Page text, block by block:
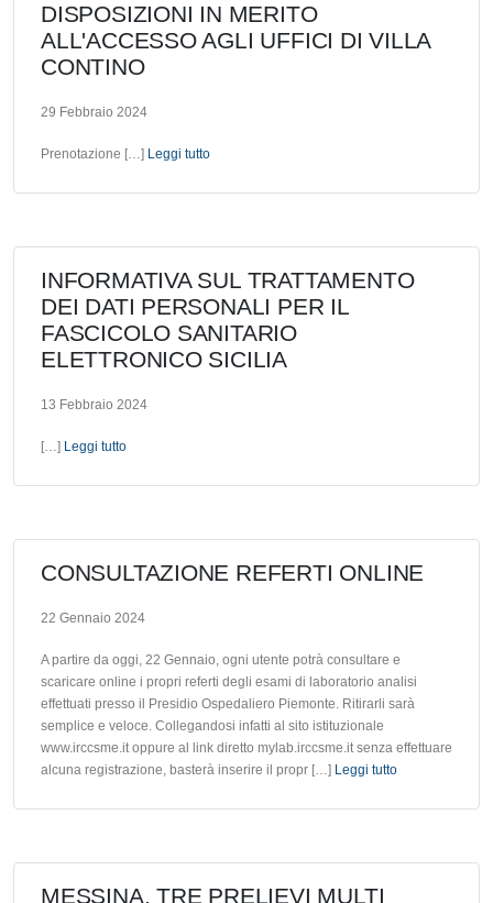
DISPOSIZIONI IN MERITO
ALL'ACCESSO AGLI UFFICI DI VILLA
CONTINO
29 Febbraio 2024
Prenotazione […] Leggi tutto
INFORMATIVA SUL TRATTAMENTO
DEI DATI PERSONALI PER IL
FASCICOLO SANITARIO
ELETTRONICO SICILIA
13 Febbraio 2024
[…] Leggi tutto
CONSULTAZIONE REFERTI ONLINE
22 Gennaio 2024
A partire da oggi, 22 Gennaio, ogni utente potrà consultare e
scaricare online i propri referti degli esami di laboratorio analisi
effettuati presso il Presidio Ospedaliero Piemonte. Ritirarli sarà
semplice e veloce. Collegandosi infatti al sito istituzionale
www.irccsme.it oppure al link diretto mylab.irccsme.it senza effettuare
alcuna registrazione, basterà inserire il propr […] Leggi tutto
MESSINA. TRE PRELIEVI MULTI